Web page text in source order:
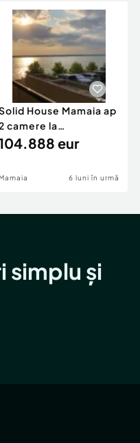
House Mamaia ap
camere la
Mega
eur
Mamaia 6 luni în urmă
simplu și